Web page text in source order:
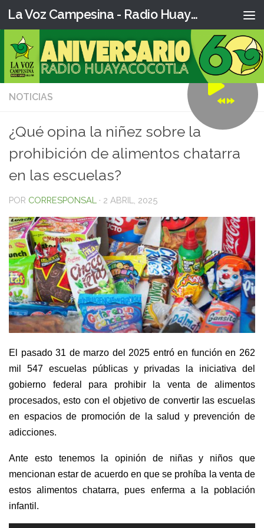
La Voz Campesina - Radio Huaya
NOTICIAS
¿Qué opina la niñez sobre la
prohibición de alimentos chatarra
en las escuelas?
POR CORRESPONSAL · 2 ABRIL, 2025
El pasado 31 de marzo del 2025 entró en función en 262
mil 547 escuelas públicas y privadas la iniciativa del
gobierno federal para prohibir la venta de alimentos
procesados, esto con el objetivo de convertir las escuelas
en espacios de promoción de la salud y prevención de
adicciones.
Ante esto tenemos la opinión de niñas y niños que
mencionan estar de acuerdo en que se prohíba la venta de
estos alimentos chatarra, pues enferma a la población
infantil.